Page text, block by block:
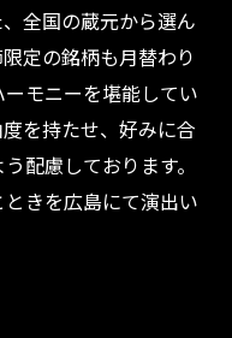
全国の蔵元から選ん
定の銘柄も月替わり
モニーを堪能してい
を持たせ、好みに合
配慮しております。
きを広島にて演出い